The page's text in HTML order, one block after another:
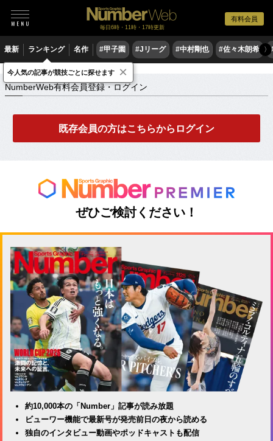
有料会員
毎日6時・11時・17時更新
最新 ランキング 名作 #甲子園 #Jリーグ #中村剛也 #佐々木朗希 〉
NumberWeb有料会員登録・ログイン
NumberWeb有料会員登録・ログイン
既存会員の方はこちらからログイン
ぜひご検討ください！
約10,000本の「Number」記事が読み放題
ビューワー機能で最新号が発売前日の夜から読める
独自のインタビュー動画やポッドキャストも配信
今人気の記事が競技ごとに探せます ×